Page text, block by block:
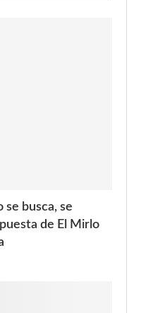
se busca, se
de El Mirlo